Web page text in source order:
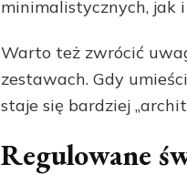
minimalistycznych, jak
Warto też zwrócić
zestawach. Gdy
staje się bardziej
Regulowane